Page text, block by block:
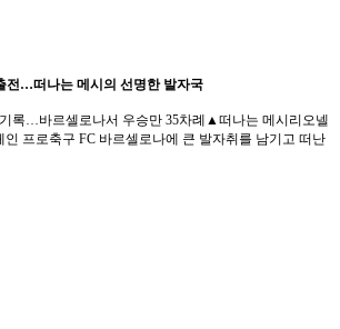
전…떠나는 메시의 선명한 발자국
기록…바르셀로나서 우승만 35차례▲떠나는 메시리오넬
인 프로축구 FC 바르셀로나에 큰 발자취를 남기고 떠난